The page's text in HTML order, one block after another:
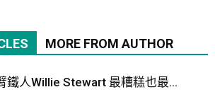
MORE FROM AUTHOR
鐵人Willie Stewart 最糟糕也最...